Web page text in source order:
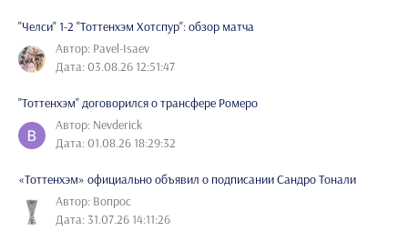
"Челси" 1-2 "Тоттенхэм Хотспур": обзор матча
Автор: Pavel-Isaev
Дата: 03.08.26 12:51:47
"Тоттенхэм" договорился о трансфере Ромеро
Автор: Nevderick
Дата: 01.08.26 18:29:32
«Тоттенхэм» официально объявил о подписании Сандро Тонали
Автор: Вопрос
Дата: 31.07.26 14:11:26